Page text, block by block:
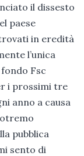
il dissesto
paese
in eredità
l’unica
Fsc
i prossimi tre
anno a causa
pubblica
sento di